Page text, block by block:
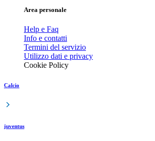
Area personale
Help e Faq
Info e contatti
Termini del servizio
Utilizzo dati e privacy
Cookie Policy
Calcio
juventus